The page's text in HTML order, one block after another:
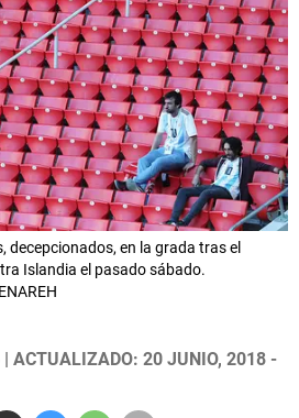
decepcionados, en la grada tras el
Islandia el pasado sábado.
| ACTUALIZADO: 20 JUNIO, 2018 -